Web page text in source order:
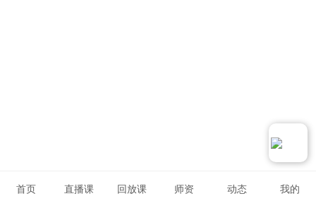
首页 直播课 回放课 师资 动态 我的